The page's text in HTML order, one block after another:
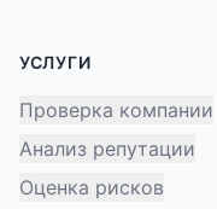
УСЛУГИ
Проверка компании
Анализ репутации
Оценка рисков